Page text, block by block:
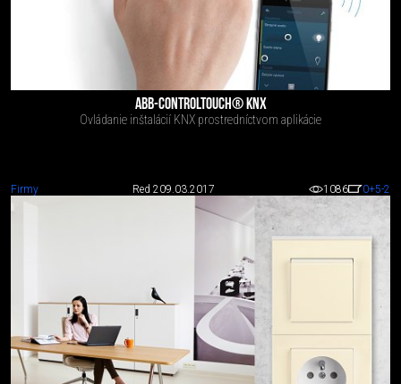
ABB-CONTROLTOUCH® KNX
Ovládanie inštalácií KNX prostredníctvom aplikácie
Firmy Red 2 09.03.2017 1086 0+5-2